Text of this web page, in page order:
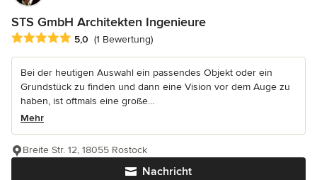
STS GmbH Architekten Ingenieure
Durchschnittliche Bewertung: 5 von 5 Sternen
5,0 (1 Bewertung)
Bei der heutigen Auswahl ein passendes Objekt oder ein
Grundstück zu finden und dann eine Vision vor dem Auge zu
haben, ist oftmals eine große...
Mehr
Nachricht
Breite Str. 12, 18055 Rostock